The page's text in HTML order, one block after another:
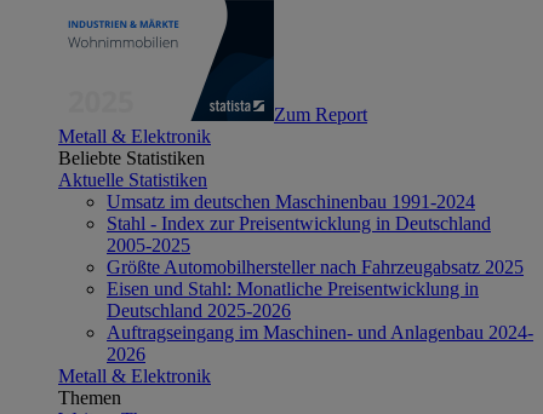
Zum Report
Metall & Elektronik
Beliebte Statistiken
Aktuelle Statistiken
Umsatz im deutschen Maschinenbau 1991-2024
Stahl - Index zur Preisentwicklung in Deutschland
2005-2025
Größte Automobilhersteller nach Fahrzeugabsatz 2025
Eisen und Stahl: Monatliche Preisentwicklung in
Deutschland 2025-2026
Auftragseingang im Maschinen- und Anlagenbau 2024-
2026
Metall & Elektronik
Themen